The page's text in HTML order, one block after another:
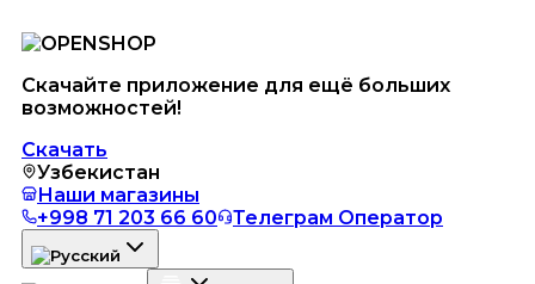
Скачайте приложение для ещё больших
возможностей!
Скачать
Узбекистан
Наши магазины
+998 71 203 66 60
Телеграм Оператор